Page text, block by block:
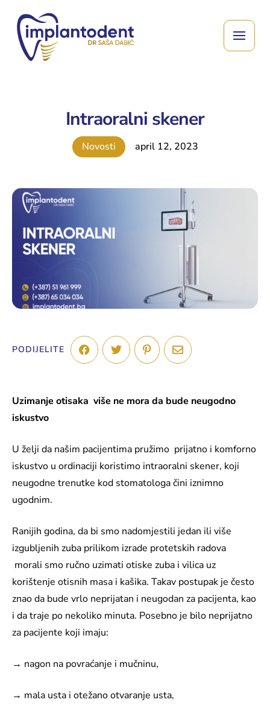
Intraoralni skener
Novosti april 12, 2023
PODIJELITE
Uzimanje otisaka više ne mora da bude neugodno
iskustvo
U želji da našim pacijentima pružimo prijatno i komforno
iskustvo u ordinaciji koristimo intraoralni skener, koji
neugodne trenutke kod stomatologa čini iznimno
ugodnim.
Ranijih godina, da bi smo nadomjestili jedan ili više
izgubljenih zuba prilikom izrade protetskih radova
morali smo ručno uzimati otiske zuba i vilica uz
korištenje otisnih masa i kašika. Takav postupak je često
znao da bude vrlo neprijatan i neugodan za pacijenta, kao
i da traje po nekoliko minuta. Posebno je bilo neprijatno
za pacijente koji imaju:
→ nagon na povraćanje i mučninu,
→ mala usta i otežano otvaranje usta,